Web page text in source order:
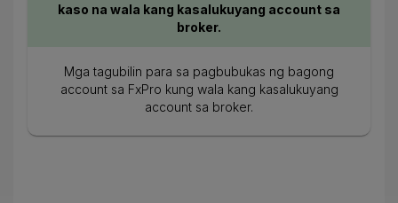
kaso na wala kang kasalukuyang account sa
broker.
Mga tagubilin para sa pagbubukas ng bagong
account sa FxPro kung wala kang kasalukuyang
account sa broker.